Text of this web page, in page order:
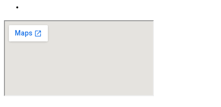
to
the
next